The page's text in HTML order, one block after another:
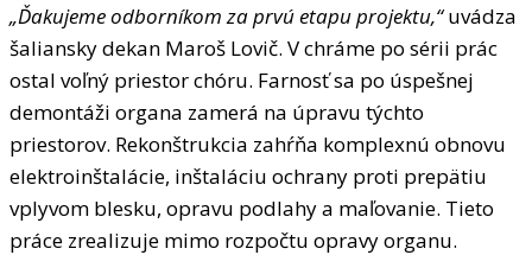
„Ďakujeme odborníkom za prvú etapu projektu,“uvádza
šaliansky dekan Maroš Lovič. V chráme po sérii prác
ostal voľný priestor chóru. Farnosť sa po úspešnej
demontáži organa zamerá na úpravu týchto
priestorov. Rekonštrukcia zahŕňa komplexnú obnovu
elektroinštalácie, inštaláciu ochrany proti prepätiu
vplyvom blesku, opravu podlahy a maľovanie. Tieto
práce zrealizuje mimo rozpočtu opravy organu.